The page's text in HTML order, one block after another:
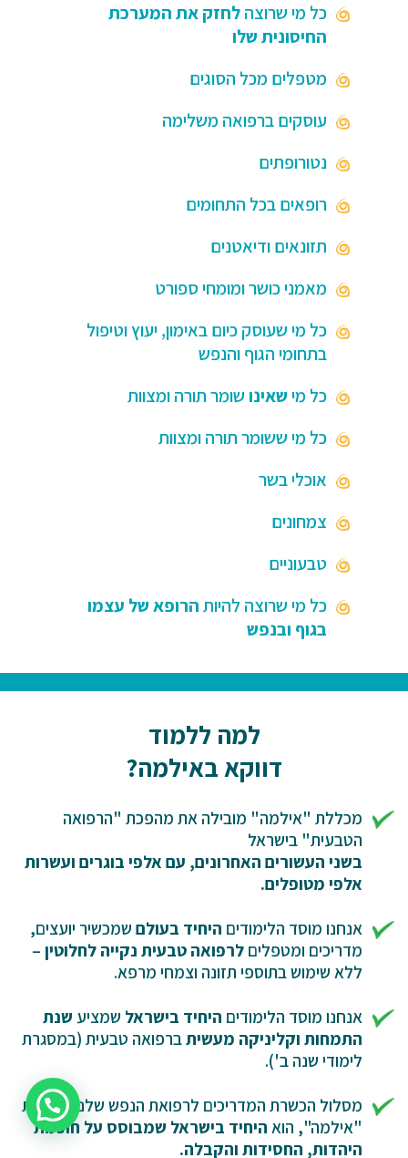
כל מי שרוצהלחזק את המערכת
החיסונית שלו
מטפלים מכל הסוגים
עוסקים ברפואה משלימה
נטורופתים
רופאים בכל התחומים
תזונאים ודיאטנים
מאמני כושר ומומחי ספורט
כל מי שעוסק כיום באימון, יעוץ וטיפול
בתחומי הגוף והנפש
כל מישאינושומר תורה ומצוות
כל מי ששומר תורה ומצוות
אוכלי בשר
צמחונים
טבעוניים
כל מי שרוצה להיותהרופא של עצמו
בגוף ובנפש
למה ללמוד
דווקא באילמה?
מכללת "אילמה" מובילה את מהפכת "הרפואה
הטבעית" בישראל
בשני העשורים האחרונים, עם אלפי בוגרים ועשרות
אלפי מטופלים.
אנחנו מוסד הלימודים היחיד בעולם שמכשיר יועצים,
מדריכים ומטפלים לרפואה טבעית נקייה לחלוטין –
ללא שימוש בתוספי תזונה וצמחי מרפא.
אנחנו מוסד הלימודים היחיד בישראל שמציע שנת
התמחות וקליניקה מעשיתברפואה טבעית (במסגרת
לימודי שנה ב').
מסלול הכשרת המדריכים לרפואת הנפש שלנו, בשיטת
"אילמה", הוא היחיד בישראל שמבוסס על חוכמת
היהדות, החסידות והקבלה.